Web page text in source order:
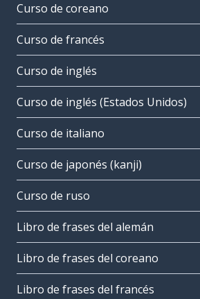
Curso de coreano
Curso de francés
Curso de inglés
Curso de inglés (Estados Unidos)
Curso de italiano
Curso de japonés (kanji)
Curso de ruso
Libro de frases del alemán
Libro de frases del coreano
Libro de frases del francés